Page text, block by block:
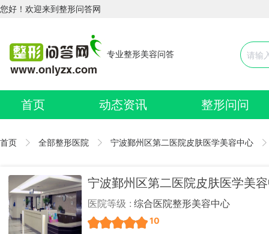
您好！欢迎来到整形问答网
专业整形美容问答
首页 动态资讯 整形问问
首页 全部整形医院 宁波鄞州区第二医院皮肤医学美容中心
宁波鄞州区第二医院皮肤医学美
医院等级 : 综合医院整形美容中心
10